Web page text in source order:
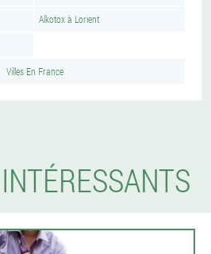
Alkotox à Lorient
Villes En France